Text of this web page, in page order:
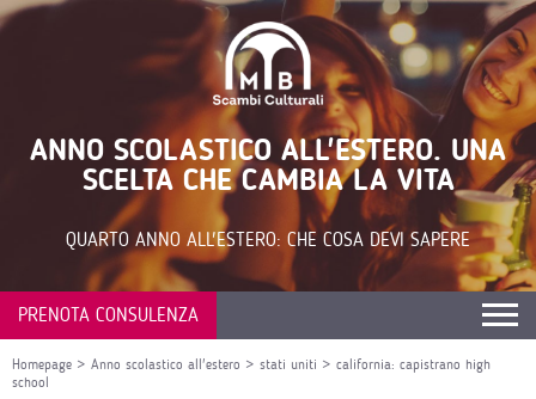
ANNO SCOLASTICO ALL'ESTERO. UNA
SCELTA CHE CAMBIA LA VITA
QUARTO ANNO ALL'ESTERO: CHE COSA DEVI SAPERE
PRENOTA CONSULENZA
Homepage > Anno scolastico all'estero > stati uniti > california: capistrano high
school